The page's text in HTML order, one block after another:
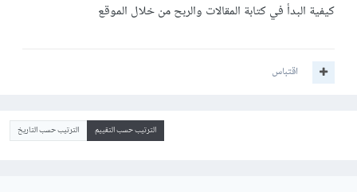
كيفية البدأ في كتابة المقالات والربح من خلال الموقع
اقتباس
الترتيب حسب التقييم الترتيب حسب التاريخ